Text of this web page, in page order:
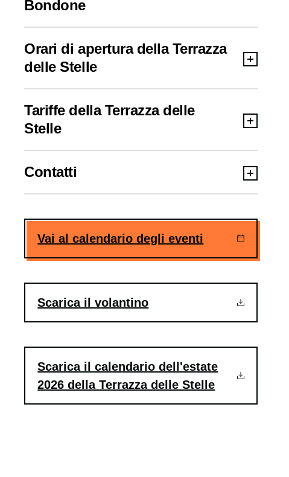
Bondone
Orari di apertura della Terrazza
delle Stelle
Tariffe della Terrazza delle
Stelle
Contatti
Vai al calendario degli eventi
Scarica il volantino
Scarica il calendario dell'estate
2026 della Terrazza delle Stelle